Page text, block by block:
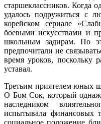
старшеклассников. Когда
удалось подружиться с
корейском сериале
боевыми искусствами и
школьным задирам. По
предпочитали не
время уроков, поскольку
уставал.
Третьим приятелем юных
О Бом Сок, который
наследником
испытывала финансовых
социальное положение